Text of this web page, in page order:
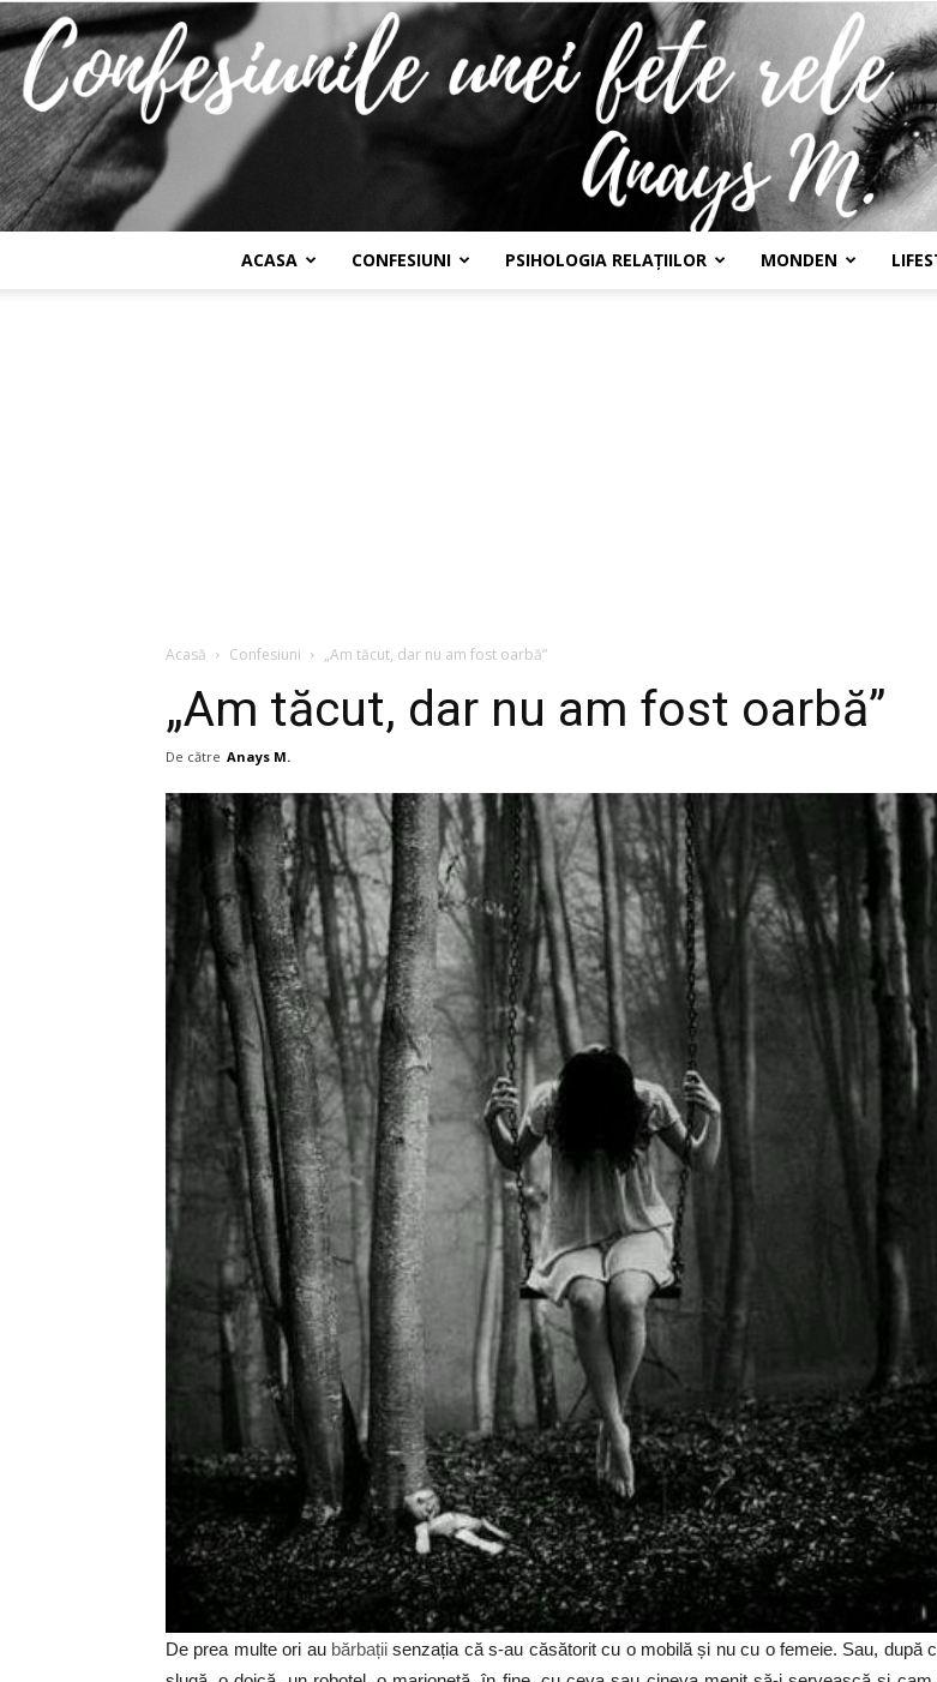
ACASA CONFESIUNI PSIHOLOGIA RELAȚIILOR MONDEN
Acasă Confesiuni „Am tăcut, dar nu am fost oarbă”
„Am tăcut, dar nu am fost oarbă”
De către Anays M.
De prea multe ori au bărbații senzația că s-au căsătorit cu o mobilă și nu cu o femeie. Sau, după